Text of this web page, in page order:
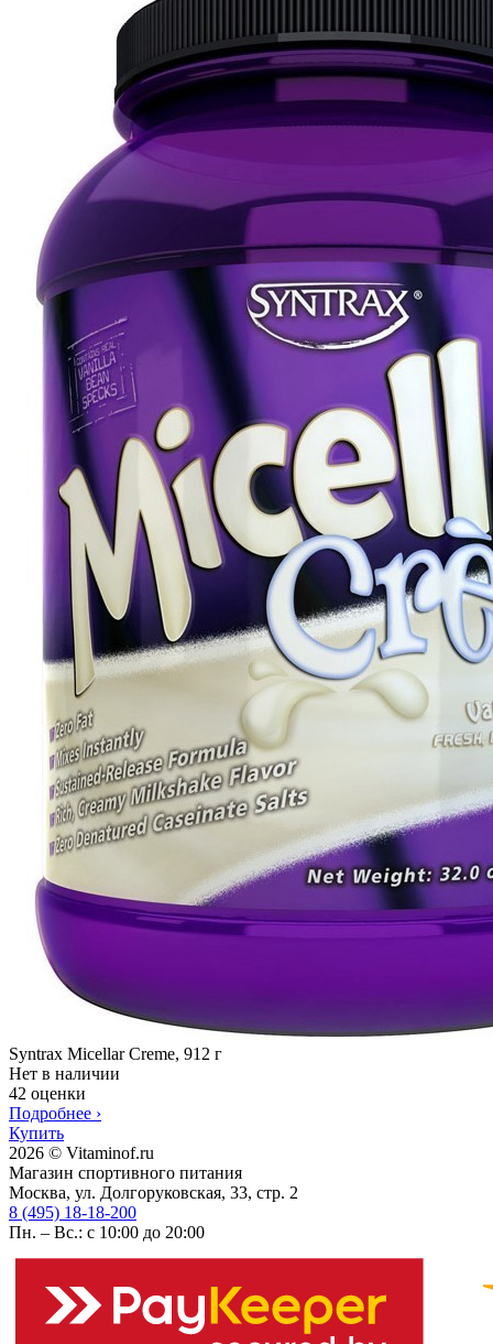
Syntrax Micellar Creme, 912 г
Нет в наличии
42 оценки
Подробнее ›
Купить
2026 © Vitaminof.ru
Магазин спортивного питания
Москва, ул. Долгоруковская, 33, стр. 2
8 (495) 18-18-200
Пн. – Вс.: с 10:00 до 20:00